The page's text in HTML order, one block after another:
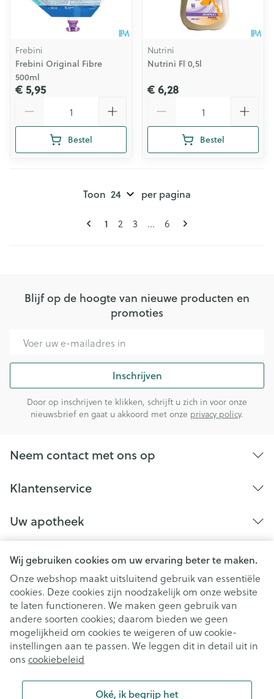
Wij gebruiken cookies om uw ervaring beter te maken.
Onze webshop maakt uitsluitend gebruik van essentiële
cookies. Deze cookies zijn noodzakelijk om onze website
te laten functioneren. We maken geen gebruik van
andere soorten cookies; daarom bieden we geen
mogelijkheid om cookies te weigeren of uw cookie-
instellingen aan te passen. We leggen dit in detail uit in
ons cookiebeleid
Oké, ik begrijp het
Frebini
Frebini Original Fibre
500ml
€ 5,95
Bestel
Nutrini
Nutrini Fl 0,5l
€ 6,28
Bestel
Pagina's
U lees momenteel pagina
1 Pagina
2 Pagina
3 ... Pagina
6
Toon per pagina
Blijf op de hoogte van nieuwe producten en
promoties
Inschrijven
Door op inschrijven te klikken, schrijft u zich in voor onze
nieuwsbrief en gaat u akkoord met onze privacy policy.
Neem contact met ons op
Klantenservice
Uw apotheek
Juridische links